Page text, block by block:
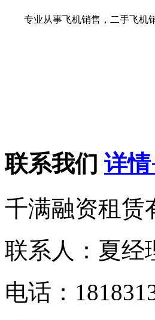
专业从事飞机销售，二手飞机
联系我们 详情
千满融资租赁
联系人：夏经
电话：